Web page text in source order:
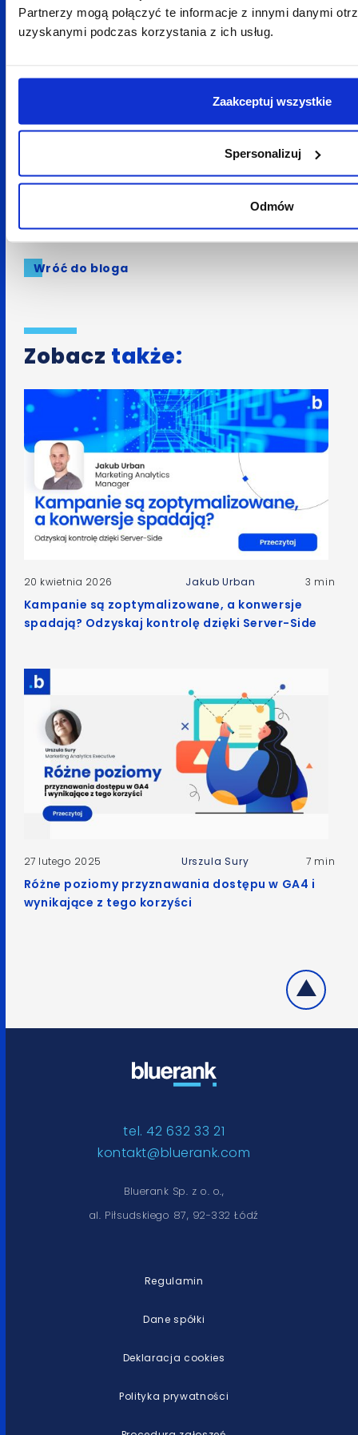
Partnerzy mogą połączyć te informacje z innymi danymi
uzyskanymi podczas korzystania z ich usług.
Zaakceptuj wszystkie
Spersonalizuj
Odmów
Chcesz poznać marketing data-driven?Zapraszamy
do zapoznania się z naszą bazą wiedzy
data-driven?Zapraszamy do kontaktu
Spodobał Ci się artykuł? Udostępnij go:
LinkedInFacebook
X
Wróć do bloga
Zobacz także:
20 kwietnia 2026 Jakub Urban 3 min
Kampanie są zoptymalizowane, a konwersje
spadają? Odzyskaj kontrolę dzięki Server-Side
27 lutego 2025 Urszula Sury 7 min
Różne poziomy przyznawania dostępu w GA4 i
wynikające z tego korzyści
tel. 42 632 33 21
kontakt@bluerank.com
Bluerank Sp. z o. o.,
al. Piłsudskiego 87, 92-332 Łódź
Regulamin
Dane spółki
Deklaracja cookies
Polityka prywatności